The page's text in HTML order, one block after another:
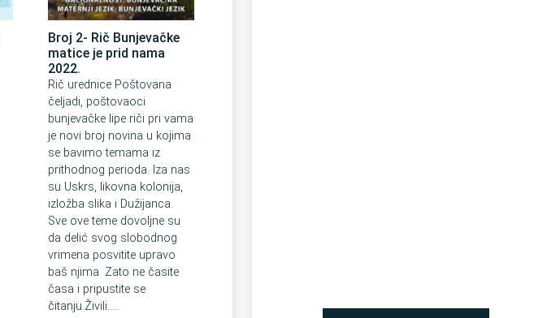
Broj 2- Rič Bunjevačke
matice je prid nama
2022.
Rič urednice Poštovana
čeljadi, poštovaoci
bunjevačke lipe riči pri vama
je novi broj novina u kojima
se bavimo temama iz
prithodnog perioda. Iza nas
su Uskrs, likovna kolonija,
izložba slika i Dužijanca.
Sve ove teme dovoljne su
da delić svog slobodnog
vrimena posvitite upravo
baš njima. Zato ne časite
časa i pripustite se
čitanju.Živili.....